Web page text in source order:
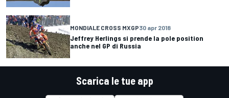
MONDIALE CROSS MXGP30 apr 2018
Jeffrey Herlings si prende la pole position
anche nel GP di Russia
Scarica le tue app